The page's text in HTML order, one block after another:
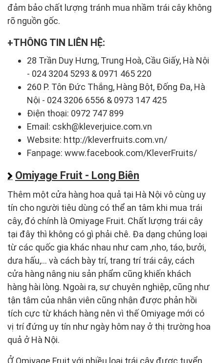
đảm bảo chất lượng tránh mua nhầm trái cây không
rõ nguồn gốc.
THÔNG TIN LIÊN HỆ:
28 Trần Duy Hưng, Trung Hoà, Cầu Giấy, Hà Nội
- 024 3204 5293 & 0971 465 220
260 P. Tôn Đức Thắng, Hàng Bột, Đống Đa, Hà
Nội - 024 3206 6556 & 0973 147 425
Điện thoại: 0972 747 899
Email: cskh@kleverjuice.com.vn
Website: http://kleverfruits.com.vn/
Fanpage: www.facebook.com/KleverFruits/
Omiyage Fruit - Long Biên
Thêm một cửa hàng hoa quả tại Hà Nội vô cùng uy
tín cho người tiêu dùng có thể an tâm khi mua trái
cây, đó chính là Omiyage Fruit. Chất lượng trái cây
tại đây thì không có gì phải chê. Đa dạng chủng loại
từ các quốc gia khác nhau như cam ,nho, táo, bưởi,
dưa hấu,… và cách bày trí, trang trí trái cây, cách
cửa hàng nâng niu sản phẩm cũng khiến khách
hàng hài lòng. Ngoài ra, sự chuyên nghiệp, cũng như
tận tâm của nhân viên cũng nhận được phản hồi
tích cực từ khách hàng nên vì thế Omiyage mới có
vị trí đứng uy tín như ngày hôm nay ở thị trường hoa
quả ở Hà Nội.
Ở Omiyage Fruit với nhiều loại trái cây được tuyển